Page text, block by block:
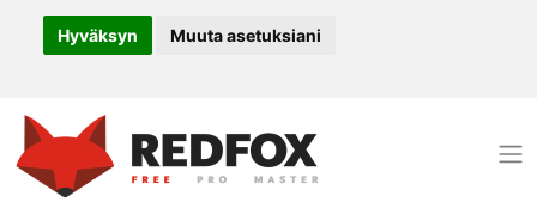
Hyväksyn Muuta asetuksiani